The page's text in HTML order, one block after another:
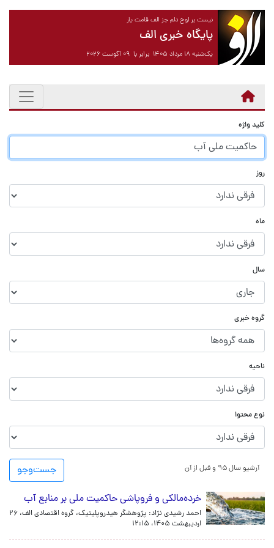
نیست بر لوح دلم جز الف قامت یار
پایگاه خبری الف
یک‌شنبه ۱۸ مرداد ۱۴۰۵ برابر با ۰۹ آگوست ۲۰۲۶
کلید واژه
روز
ماه
سال
گروه خبری
ناحیه
نوع محتوا
جست‌و‌جو آرشیو سال ۹۵ و قبل از آن
خرده‌مالکی و فروپاشی حاکمیت ملی بر منابع آب
احمد رشیدی نژاد: پژوهشگر هیدروپلیتیک، گروه اقتصادی الف، ۲۶
اردیبهشت ۱۴۰۵، ۱۲:۱۵